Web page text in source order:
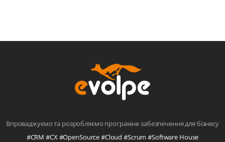
Впроваджуємо та розробляємо програмне забезпечення для бізнесу
#CRM #CX #OpenSource #Cloud #Scrum #Software House